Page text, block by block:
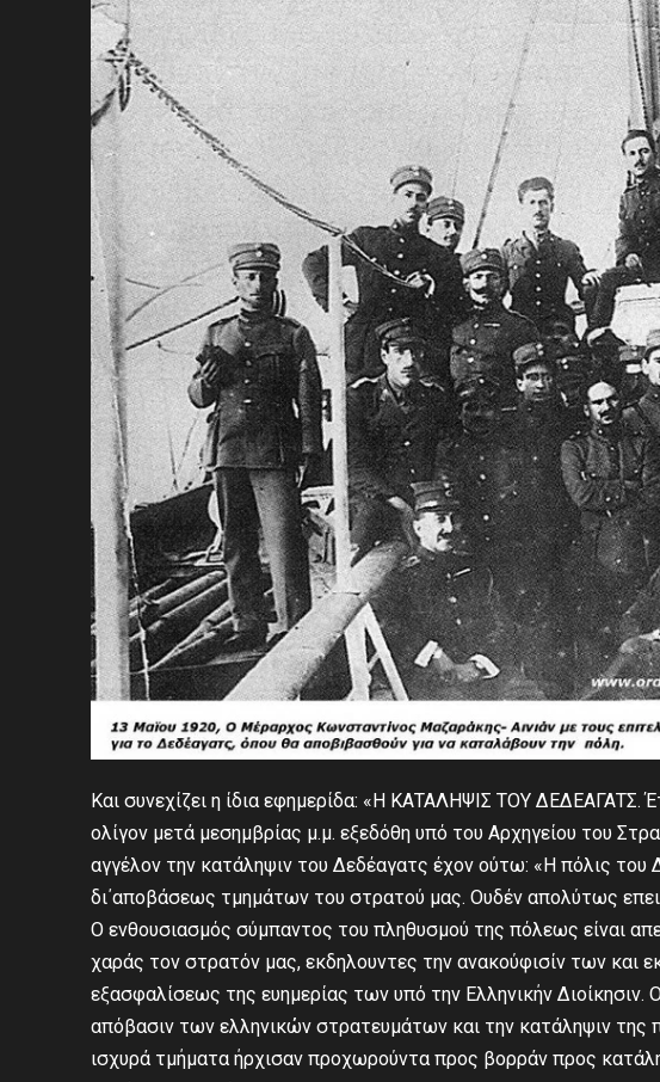
Και συνεχίζει η ίδια εφημερίδα: «Η ΚΑΤΑΛΗΨΙΣ ΤΟΥ ΔΕΔΕΑΓΑΤΣ.
ολίγον μετά μεσημβρίας μ.μ. εξεδόθη υπό του Αρχηγείου του
αγγέλον την κατάληψιν του Δεδέαγατς έχον ούτω: «Η πόλις
δι΄αποβάσεως τμημάτων του στρατού μας. Ουδέν απολύτως
Ο ενθουσιασμός σύμπαντος του πληθυσμού της πόλεως είναι
χαράς τον στρατόν μας, εκδηλουντες την ανακούφισίν των και
εξασφαλίσεως της ευημερίας των υπό την Ελληνικήν Διοίκησιν.
απόβασιν των ελληνικών στρατευμάτων και την κατάληψιν
ισχυρά τμήματα ήρχισαν προχωρούντα προς βορράν προς